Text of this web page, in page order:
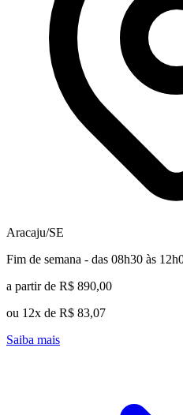
Aracaju/SE
Fim de semana - das 08h30 às
a partir de R$ 890,00
ou 12x de R$ 83,07
Saiba mais